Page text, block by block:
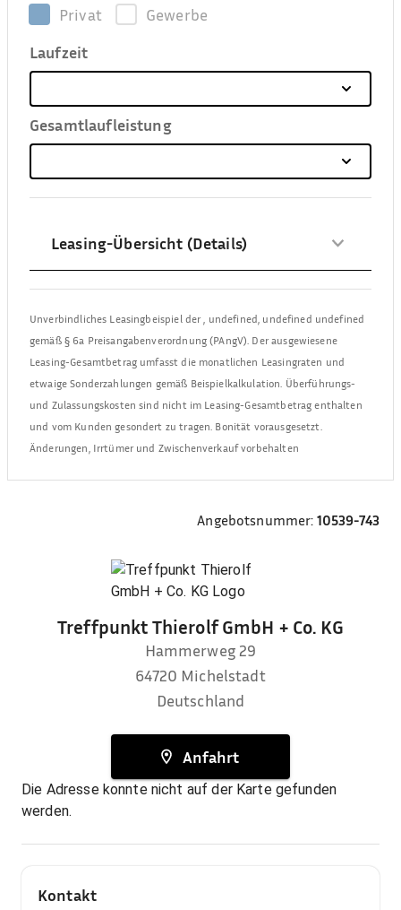
Privat
Gewerbe
Laufzeit
Gesamtlaufleistung
Leasing-Übersicht (Details)
Unverbindliches Leasingbeispiel der, undefined, undefined undefined
gemäß § 6a Preisangabenverordnung (PAngV). Der ausgewiesene
Leasing-Gesamtbetrag umfasst die monatlichen Leasingraten und
etwaige Sonderzahlungen gemäß Beispielkalkulation. Überführungs-
und Zulassungskosten sind nicht im Leasing-Gesamtbetrag enthalten
und vom Kunden gesondert zu tragen. Bonität vorausgesetzt.
Änderungen, Irrtümer und Zwischenverkauf vorbehalten
Angebotsnummer: 10539-743
Treffpunkt Thierolf GmbH + Co. KG
Hammerweg 29
64720 Michelstadt
Deutschland
Anfahrt
Die Adresse konnte nicht auf der Karte gefunden
werden.
Kontakt